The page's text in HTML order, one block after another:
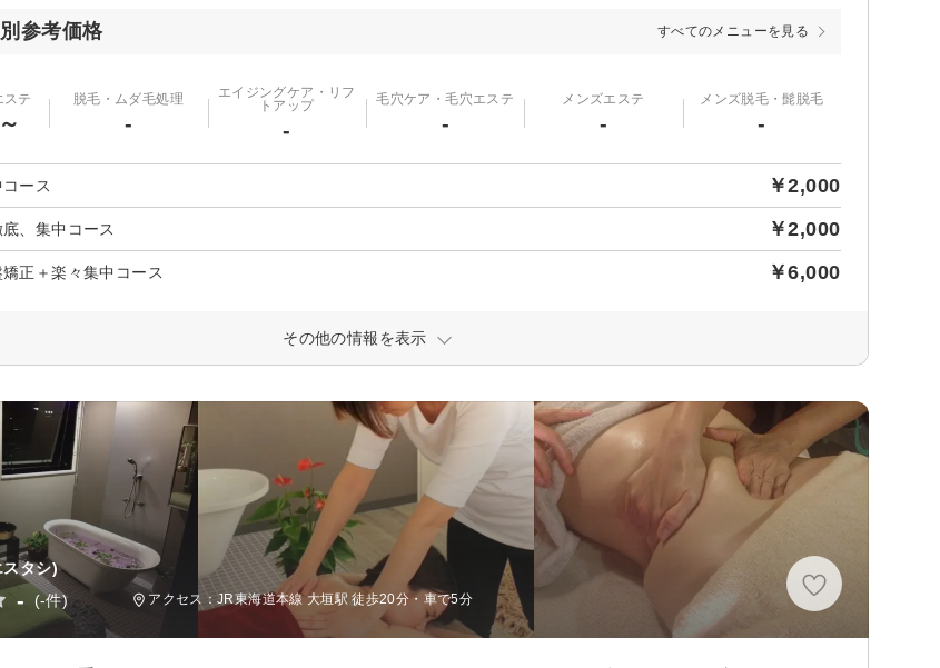
参考価格 すべてのメニューを見る
ステ 脱毛・ムダ毛処理
-
エイジングケア・リフ
トアップ
-
毛穴ケア・毛穴エステ
-
メンズエステ
-
メンズ脱毛・髭脱毛
-
ース ￥2,000
、集中コース ￥2,000
正＋楽々集中コース ￥6,000
その他の情報を表示
スタシ)
- (-件) アクセス：JR東海道本線 大垣駅 徒歩20分・車で5分